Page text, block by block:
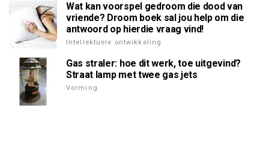
Wat kan voorspel gedroom die dood van
vriende? Droom boek sal jou help om die
antwoord op hierdie vraag vind!
Intellektuele ontwikkeling
Gas straler: hoe dit werk, toe uitgevind?
Straat lamp met twee gas jets
Vorming